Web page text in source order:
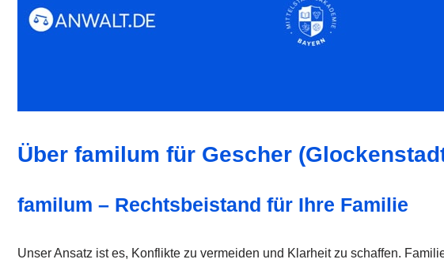
Über familum für Gescher
familum – Rechtsbeistand für Ihre Familie
Unser Ansatz ist es, Konflikte zu vermeiden und Klarheit zu schaffen.